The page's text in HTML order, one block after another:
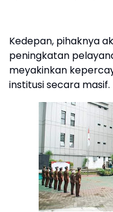
Kedepan, pihaknya
peningkatan
meyakinkan
institusi secara masif.